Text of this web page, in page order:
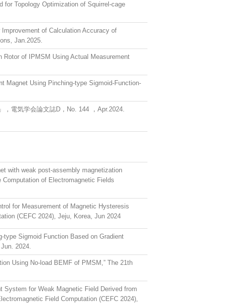
for Topology Optimization of Squirrel-cage
of Calculation Accuracy of
Jan.2025.
Rotor of IPMSM Using Actual Measurement
Magnet Using Pinching-type Sigmoid-Function-
電気学会論文誌D，No. 144 ，Apr.2024.
with weak post-assembly magnetization
of Electromagnetic Fields
for Measurement of Magnetic Hysteresis
(CEFC 2024), Jeju, Korea, Jun 2024
type Sigmoid Function Based on Gradient
2024.
Using No-load BEMF of PMSM,” The 21th
System for Weak Magnetic Field Derived from
Field Computation (CEFC 2024),